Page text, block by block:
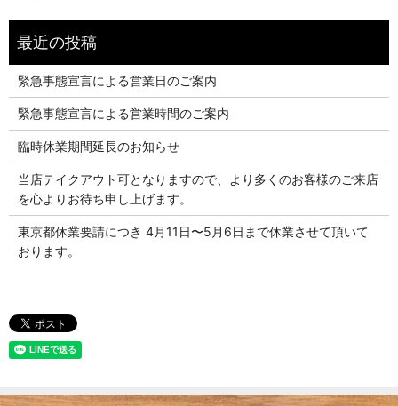
緊急事態宣言による営業日のご案内
緊急事態宣言による営業時間のご案内
臨時休業期間延長のお知らせ
当店テイクアウト可となりますので、より多くのお客様のご来店
を心よりお待ち申し上げます。
東京都休業要請につき 4月11日〜5月6日まで休業させて頂いて
おります。